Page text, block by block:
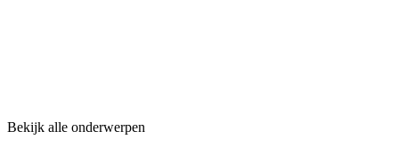
Bekijk alle onderwerpen